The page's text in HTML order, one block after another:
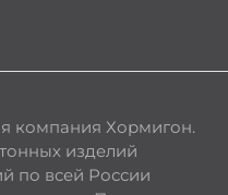
компания Хормигон.
изделий
по всей России